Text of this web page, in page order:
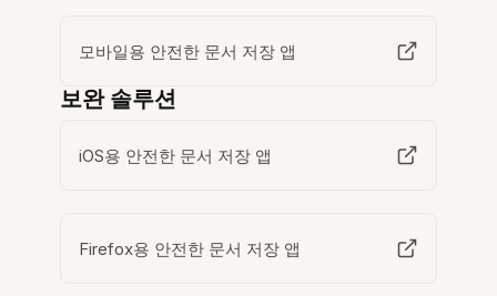
모바일용 안전한 문서 저장 앱
보완 솔루션
iOS용 안전한 문서 저장 앱
Firefox용 안전한 문서 저장 앱